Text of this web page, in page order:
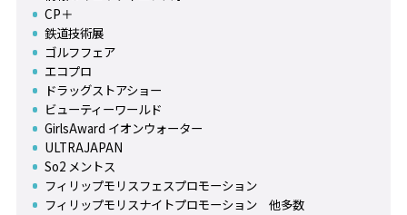
CP＋
鉄道技術展
ゴルフフェア
エコプロ
ドラッグストアショー
ビューティーワールド
GirlsAward イオンウォーター
ULTRAJAPAN
So2 メントス
フィリップモリスフェスプロモーション
フィリップモリスナイトプロモーション 他多数